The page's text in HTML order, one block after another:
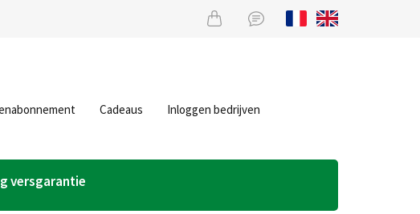
Cadeaus Inloggen bedrijven
versgarantie